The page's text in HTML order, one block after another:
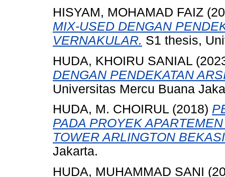
HISYAM, MOHAMAD FAIZ
MIX-USED DENGAN
VERNAKULAR. S1 thesis,
HUDA, KHOIRU SANIAL
DENGAN PENDEKATAN
Universitas Mercu Buana
HUDA, M. CHOIRUL (2018)
PADA PROYEK
TOWER ARLINGTON
Jakarta.
HUDA, MUHAMMAD SANI